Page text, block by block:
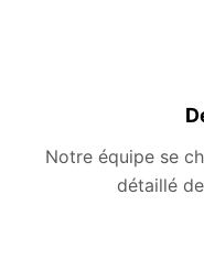
Notre équipe se
détaillé